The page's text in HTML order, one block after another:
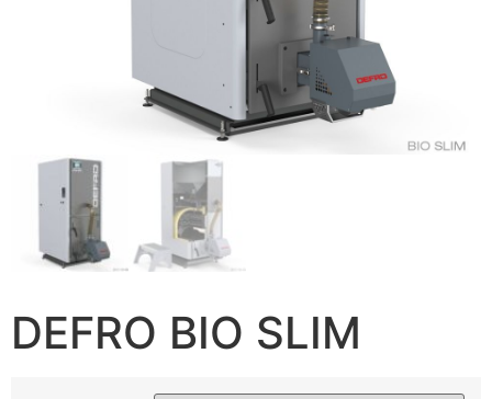
DEFRO BIO SLIM